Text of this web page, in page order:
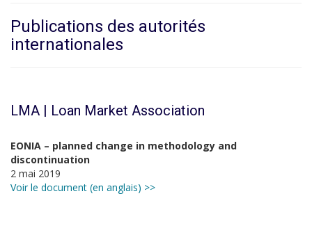
Publications des autorités
internationales
LMA | Loan Market Association
EONIA – planned change in methodology and
discontinuation
2 mai 2019
Voir le document (en anglais) >>